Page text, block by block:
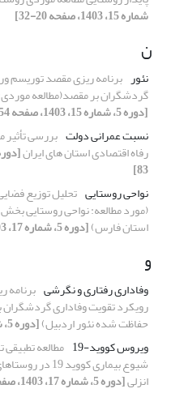
شماره 15، 1403، صفحه 20-32]
ن
نئور برنامه ریزی مقصد توریسم
گردشگران بر مقصد(مطالعه
[دوره 5، شماره 15، 1403، صفحه 54-66]
نسبت عمرانی دولت بررسی تأثیر
رفاه اقتصادی استان های ایران
83]
نواحی روستایی تحلیل توزیع
(مورد مطالعه: نواحی روستایی
استان فارس)[دوره 5، شماره 17، 1403، صفحه 43-63]
و
وفاداری رفتاری و نگرشی برنامه
رویکرد تقویت وفاداری
حفاظت شده نئور اردبیل)[دوره 5، شماره 15، 1403، صفحه 54-66]
ویروس کووید-19
مطالعه
شیوع بیماری
انزلی[دوره 5، شماره 17، 1403، صفحه 64-84]